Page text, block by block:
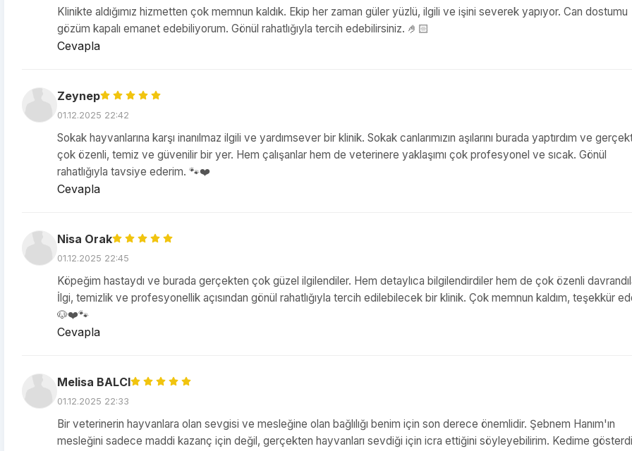
Klinikte aldığımız hizmetten çok memnun kaldık. Ekip her zaman güler yüzlü, ilgili ve işini severek yapıyor. Can dostumu
gözüm kapalı emanet edebiliyorum. Gönül rahatlığıyla tercih edebilirsiniz. 🤌🏻
Cevapla
Zeynep
01.12.2025 22:42
Sokak hayvanlarına karşı inanılmaz ilgili ve yardımsever bir klinik. Sokak canlarımızın aşılarını burada yaptırdım ve
çok özenli, temiz ve güvenilir bir yer. Hem çalışanlar hem de veterinere yaklaşımı çok profesyonel ve sıcak. Gönül
rahatlığıyla tavsiye ederim. 🐾❤️
Cevapla
Nisa Orak
01.12.2025 22:45
Köpeğim hastaydı ve burada gerçekten çok güzel ilgilendiler. Hem detaylıca bilgilendirdiler hem de çok özenli
İlgi, temizlik ve profesyonellik açısından gönül rahatlığıyla tercih edilebilecek bir klinik. Çok memnun kaldım, teşekkür
🐶❤️🐾
Cevapla
Melisa BALCI
01.12.2025 22:33
Bir veterinerin hayvanlara olan sevgisi ve mesleğine olan bağlılığı benim için son derece önemlidir. Şebnem Hanım'ın
mesleğini sadece maddi kazanç için değil, gerçekten hayvanları sevdiği için icra ettiğini söyleyebilirim. Kedime